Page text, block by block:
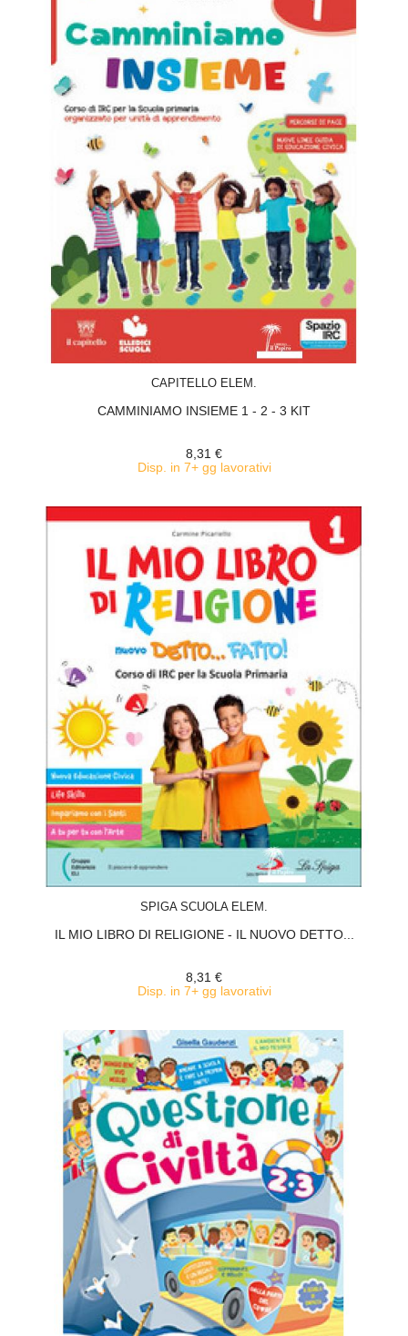
CAPITELLO ELEM.
CAMMINIAMO INSIEME 1 - 2 - 3 KIT
8,31 €
Disp. in 7+ gg lavorativi
SPIGA SCUOLA ELEM.
IL MIO LIBRO DI RELIGIONE - IL NUOVO DETTO...
8,31 €
Disp. in 7+ gg lavorativi